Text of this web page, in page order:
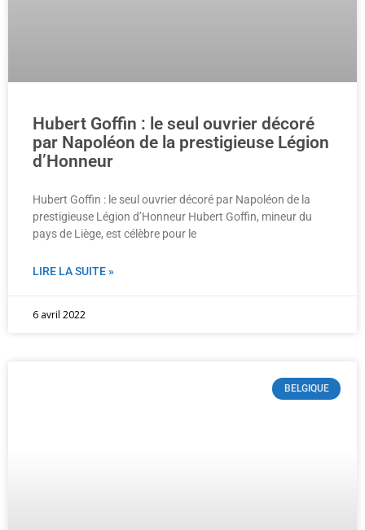
Hubert Goffin : le seul ouvrier décoré
par Napoléon de la prestigieuse Légion
d’Honneur
Hubert Goffin : le seul ouvrier décoré par Napoléon de la
prestigieuse Légion d’Honneur Hubert Goffin, mineur du
pays de Liège, est célèbre pour le
LIRE LA SUITE »
6 avril 2022
BELGIQUE